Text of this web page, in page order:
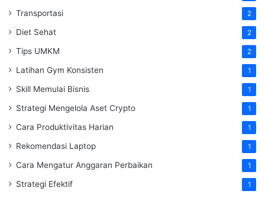
Transportasi 2
Diet Sehat 2
Tips UMKM 2
Latihan Gym Konsisten 1
Skill Memulai Bisnis 1
Strategi Mengelola Aset Crypto 1
Cara Produktivitas Harian 1
Rekomendasi Laptop 1
Cara Mengatur Anggaran Perbaikan 1
Strategi Efektif 1